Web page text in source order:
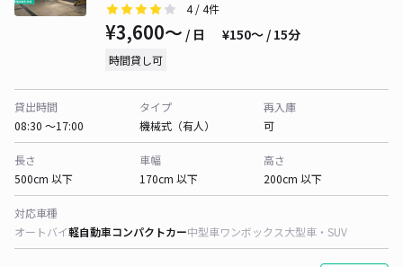
4/ 4件
¥3,600〜 / 日 ¥150〜 / 15分
時間貸し可
貸出時間
08:30 〜17:00
タイプ
機械式（有人）
再入庫
可
長さ
500cm 以下
車幅
170cm 以下
高さ
200cm 以下
対応車種
オートバイ軽自動車コンパクトカー中型車ワンボックス大型車・SUV